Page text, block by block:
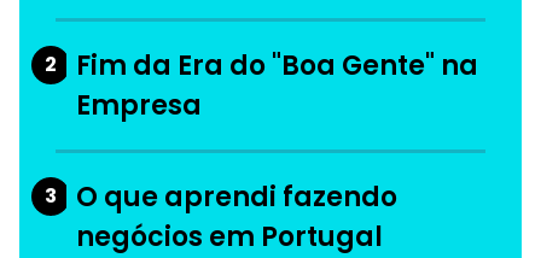
2
Fim da Era do "Boa Gente" na
Empresa
3
O que aprendi fazendo
negócios em Portugal